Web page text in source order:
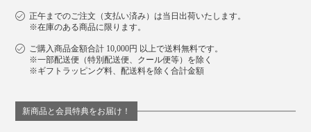
正午までのご注文（支払い済み）は当日出荷いたします。
※在庫のある商品に限ります。
ご購入商品金額合計 10,000円 以上で送料無料です。
※一部配送便（特別配送便、クール便等）を除く
※ギフトラッピング料、配送料を除く合計金額
新商品と会員特典をお届け！